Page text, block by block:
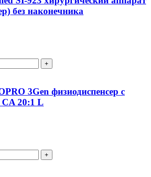
без наконечника
+
3Gen физиодиспенсер с
20:1 L
+